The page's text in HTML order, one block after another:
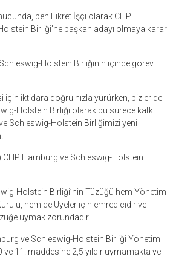
ben Fikret İşçi olarak CHP
Birliği’ne başkan adayı olmaya karar
Holstein Birliğinin içinde görev
için iktidara doğru hızla yürürken, bizler de
Holstein Birliği olarak bu sürece katkı
Schleswig-Holstein Birliğimizi yeni
Hamburg ve Schleswig-Holstein
Holstein Birliği’nin Tüzüğü hem Yönetim
hem de Üyeler için emredicidir ve
uymak zorundadır.
ve Schleswig-Holstein Birliği Yönetim
11. maddesine 2,5 yıldır uymamakta ve